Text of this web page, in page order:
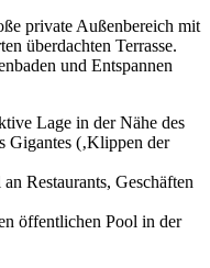
private Außenbereich mit
überdachten Terrasse.
und Entspannen
Lage in der Nähe des
Gigantes (‚Klippen der
Restaurants, Geschäften
öffentlichen Pool in der